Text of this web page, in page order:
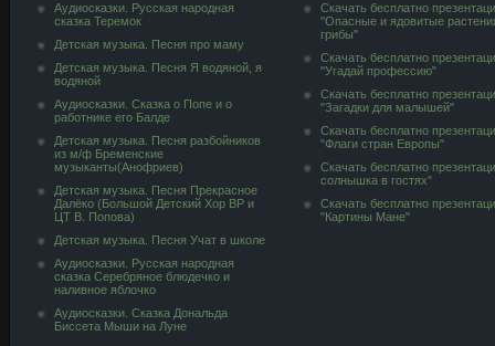
Аудиосказки. Русская народная
сказка Теремок
Детская музыка. Песня про маму
Детская музыка. Песня Я водяной, я
водяной
Аудиосказки. Сказка о Попе и о
работнике его Балде
Детская музыка. Песня разбойников
из м/ф Бременские
музыканты(Анофриев)
Детская музыка. Песня Прекрасное
Далёко (Большой Детский Хор ВР и
ЦТ В. Попова)
Детская музыка. Песня Учат в школе
Аудиосказки. Русская народная
сказка Серебряное блюдечко и
наливное яблочко
Аудиосказки. Сказка Дональда
Биссета Мыши на Луне
Скачать бесплатно
"Опасные и ядовитые
грибы"
Скачать бесплатно
"Угадай профессию"
Скачать бесплатно
"Загадки для малышей"
Скачать бесплатно
"Флаги стран Европы"
Скачать бесплатно
солнышка в гостях"
Скачать бесплатно
"Картины Мане"